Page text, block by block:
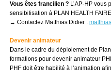
Vous êtes francilien ? L’AP-HP vous
sensibilisation à PLAN HEALTH FAIRE
→ Contactez Matthias Didier :
Devenir animateur
Dans le cadre du déploiement de
formations pour devenir animateur
PHF doit être habilité à l’animation